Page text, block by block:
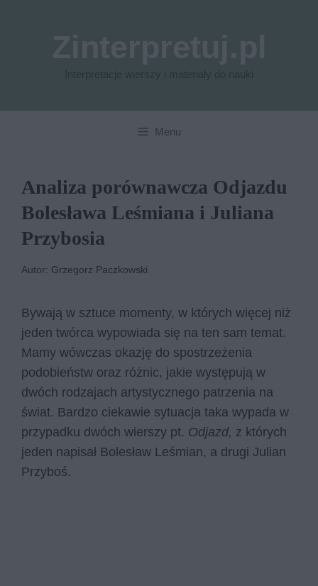
Menu
Analiza porównawcza Odjazdu
Bolesława Leśmiana i Juliana
Przybosia
Autor: Grzegorz Paczkowski
Bywają w sztuce momenty, w których więcej niż
jeden twórca wypowiada się na ten sam temat.
Mamy wówczas okazję do spostrzeżenia
podobieństw oraz różnic, jakie występują w
dwóch rodzajach artystycznego patrzenia na
świat. Bardzo ciekawie sytuacja taka wypada w
przypadku dwóch wierszy pt. Odjazd, z których
jeden napisał Bolesław Leśmian, a drugi Julian
Przyboś.